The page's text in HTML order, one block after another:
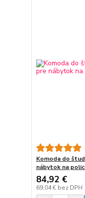
Komoda do
nábytok na
84,92 €
69,04 € bez DPH